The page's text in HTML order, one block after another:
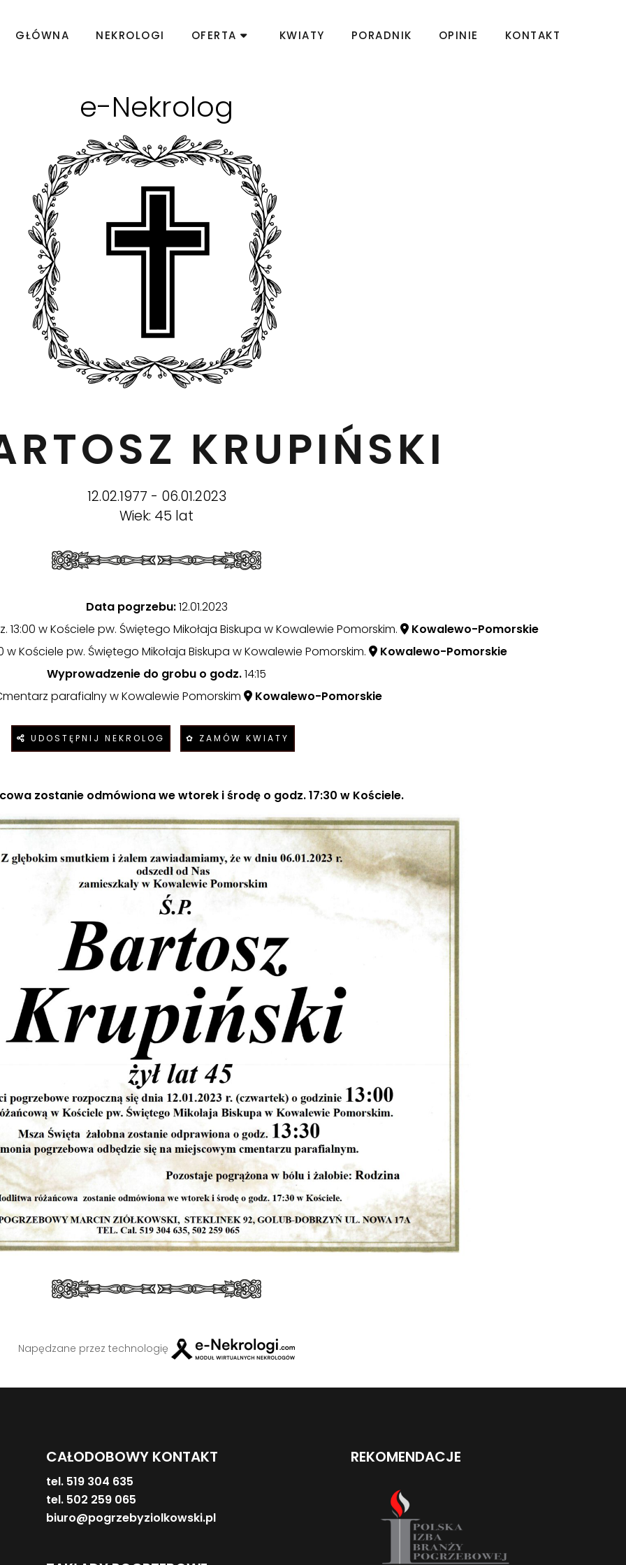
GŁÓWNA NEKROLOGI OFERTA KWIATY PORADNIK OPINIE KONTAKT
e-Nekrolog
KRUPIŃSKI
12.02.1977 - 06.01.2023
Wiek: 45 lat
Data pogrzebu:12.01.2023
13:00 w Kościele pw. Świętego Mikołaja Biskupa w Kowalewie Pomorskim.
Kowalewo-Pomorskie
w Kościele pw. Świętego Mikołaja Biskupa w Kowalewie Pomorskim.
Kowalewo-Pomorskie
Wyprowadzenie do grobu o godz.14:15
parafialny w Kowalewie Pomorskim
Kowalewo-Pomorskie
UDOSTĘPNIJ NEKROLOG ✿ ZAMÓW KWIATY
zostanie odmówiona we wtorek i środę o godz. 17:30 w Kościele.
Napędzane przez technologię
CAŁODOBOWY KONTAKT
tel. 519 304 635
tel. 502 259 065
biuro@pogrzebyziolkowski.pl
REKOMENDACJE